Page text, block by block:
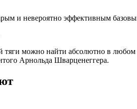
и невероятно эффективным
можно найти абсолютно в любом
Арнольда Шварценеггера.